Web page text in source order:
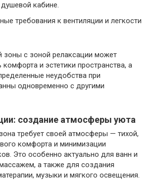
душевой кабине.
требования к вентиляции и легкости
зоны с зоной релаксации может
комфорта и эстетики пространства, а
неудобства при
одновременно с другими
создание атмосферы уюта
требует своей атмосферы — тихой,
комфорта и минимизации
Это особенно актуально для ванн и
а также для создания
музыки и мягкого освещения.